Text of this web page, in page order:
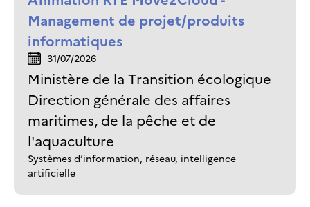
Management de projet/produits
informatiques
31/07/2026
Ministère de la Transition écologique
Direction générale des affaires
maritimes, de la pêche et de
l'aquaculture
Systèmes d’information, réseau, intelligence
artificielle